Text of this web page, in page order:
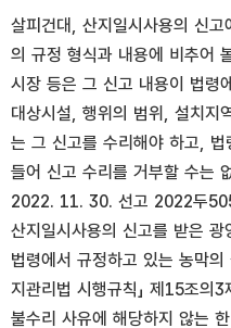
살피건대, 산지일시사용의 신고
의 규정 형식과 내용에 비추어
시장 등은 그 신고 내용이 법령
대상시설, 행위의 범위, 설치지
는 그 신고를 수리해야 하고,
들어 신고 수리를 거부할 수는
2022. 11. 30. 선고 2022두
산지일시사용의 신고를 받은
법령에서 규정하고 있는 농막의
지관리법 시행규칙」 제15조의
불수리 사유에 해당하지 않는